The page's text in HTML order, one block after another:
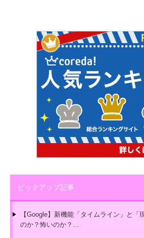
ピックアップ記事
【Google】新機能「タイムライン」と「
のか？怖いのか？…